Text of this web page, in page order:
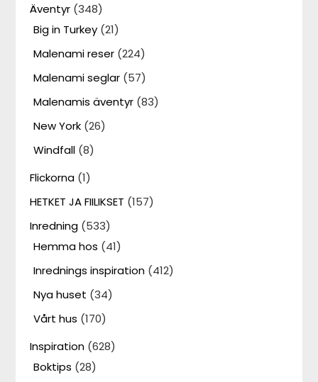
Äventyr (348)
Big in Turkey (21)
Malenami reser (224)
Malenami seglar (57)
Malenamis äventyr (83)
New York (26)
Windfall (8)
Flickorna (1)
HETKET JA FIILIKSET (157)
Inredning (533)
Hemma hos (41)
Inrednings inspiration (412)
Nya huset (34)
Vårt hus (170)
Inspiration (628)
Boktips (28)